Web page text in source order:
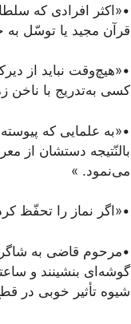
•«اکثر افرادی که
قرآن مجید یا توسّل به
•«هیچ‌وقت نباید از
کسی به‌تدریج با ناخن
•«به علمایی که
بالنّتیجه دستشان از
می‌نمود. »
•«اگر نماز را تحفّظ
•مرحوم قاضی به
گوشه‌ای بنشینند و
شیوه تأثیر خوبی در